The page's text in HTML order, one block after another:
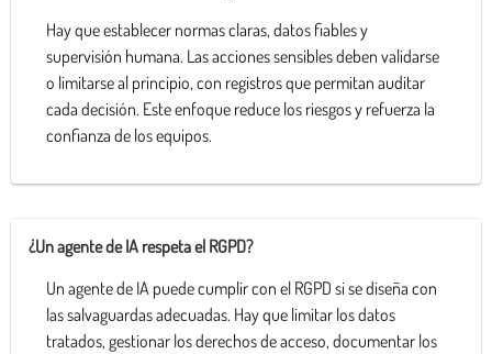
Hay que establecer normas claras, datos fiables y
supervisión humana. Las acciones sensibles deben validarse
o limitarse al principio, con registros que permitan auditar
cada decisión. Este enfoque reduce los riesgos y refuerza la
confianza de los equipos.
¿Un agente de IA respeta el RGPD?
Un agente de IA puede cumplir con el RGPD si se diseña con
las salvaguardas adecuadas. Hay que limitar los datos
tratados, gestionar los derechos de acceso, documentar los